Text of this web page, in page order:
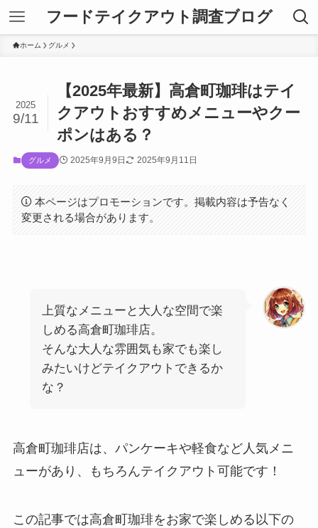
フードテイクアウト調査ブログ
ホーム グルメ
【2025年最新】高倉町珈琲はテイ
クアウトおすすめメニューやクー
ポンはある？
2025
9/11
グルメ 2025年9月9日 2025年9月11日
本ページはプロモーションです。掲載内容は予告なく
変更される場合があります。
上質なメニューと大人な空間で楽
しめる高倉町珈琲店。
そんな大人な雰囲気も家でも楽し
みたいけどテイクアウトできるか
な？
高倉町珈琲店は、パンケーキや軽食など人気メニ
ューがあり、もちろんテイクアウト可能です！
この記事では高倉町珈琲をお家で楽しめる以下の